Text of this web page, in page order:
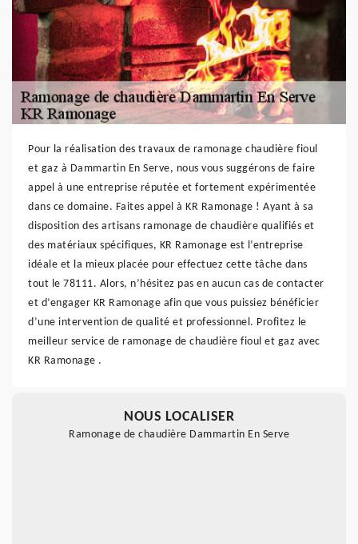
Pour la réalisation des travaux de ramonage chaudière fioul
et gaz à Dammartin En Serve, nous vous suggérons de faire
appel à une entreprise réputée et fortement expérimentée
dans ce domaine. Faites appel à KR Ramonage ! Ayant à sa
disposition des artisans ramonage de chaudière qualifiés et
des matériaux spécifiques, KR Ramonage est l’entreprise
idéale et la mieux placée pour effectuez cette tâche dans
tout le 78111. Alors, n’hésitez pas en aucun cas de contacter
et d’engager KR Ramonage afin que vous puissiez bénéficier
d’une intervention de qualité et professionnel. Profitez le
meilleur service de ramonage de chaudière fioul et gaz avec
KR Ramonage .
NOUS LOCALISER
Ramonage de chaudière Dammartin En Serve